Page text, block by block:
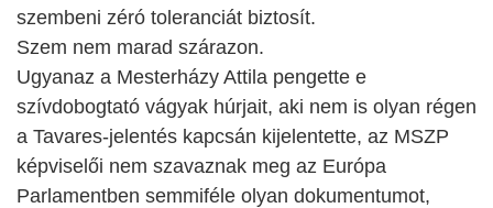
szembeni zéró toleranciát biztosít.
Szem nem marad szárazon.
Ugyanaz a Mesterházy Attila pengette e
szívdobogtató vágyak húrjait, aki nem is olyan régen
a Tavares-jelentés kapcsán kijelentette, az MSZP
képviselői nem szavaznak meg az Európa
Parlamentben semmiféle olyan dokumentumot,